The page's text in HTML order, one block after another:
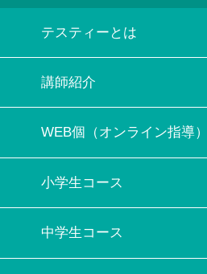
テスティーとは
講師紹介
WEB個（オンライン指導）
小学生コース
中学生コース